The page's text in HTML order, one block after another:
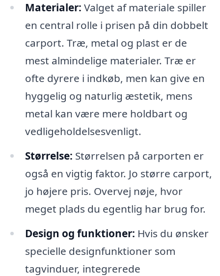
Materialer: Valget af materiale spiller
en central rolle i prisen på din dobbelt
carport. Træ, metal og plast er de
mest almindelige materialer. Træ er
ofte dyrere i indkøb, men kan give en
hyggelig og naturlig æstetik, mens
metal kan være mere holdbart og
vedligeholdelsesvenligt.
Størrelse: Størrelsen på carporten er
også en vigtig faktor. Jo større carport,
jo højere pris. Overvej nøje, hvor
meget plads du egentlig har brug for.
Design og funktioner: Hvis du ønsker
specielle designfunktioner som
tagvinduer, integrerede